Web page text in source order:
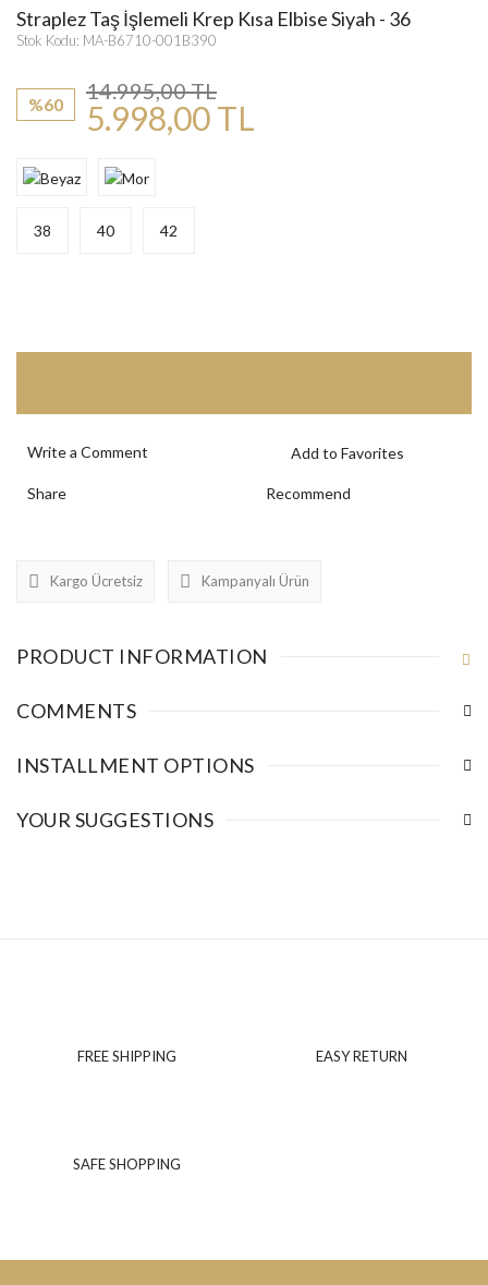
Straplez Taş İşlemeli Krep Kısa Elbise Siyah - 36
Stok Kodu: MA-B6710-001B390
%60
14.995,00 TL
5.998,00 TL
38 40 42
Write a Comment
Share Recommend
Kargo Ücretsiz Kampanyalı Ürün
PRODUCT INFORMATION
COMMENTS
INSTALLMENT OPTIONS
YOUR SUGGESTIONS
FREE SHIPPING EASY RETURN
SAFE SHOPPING